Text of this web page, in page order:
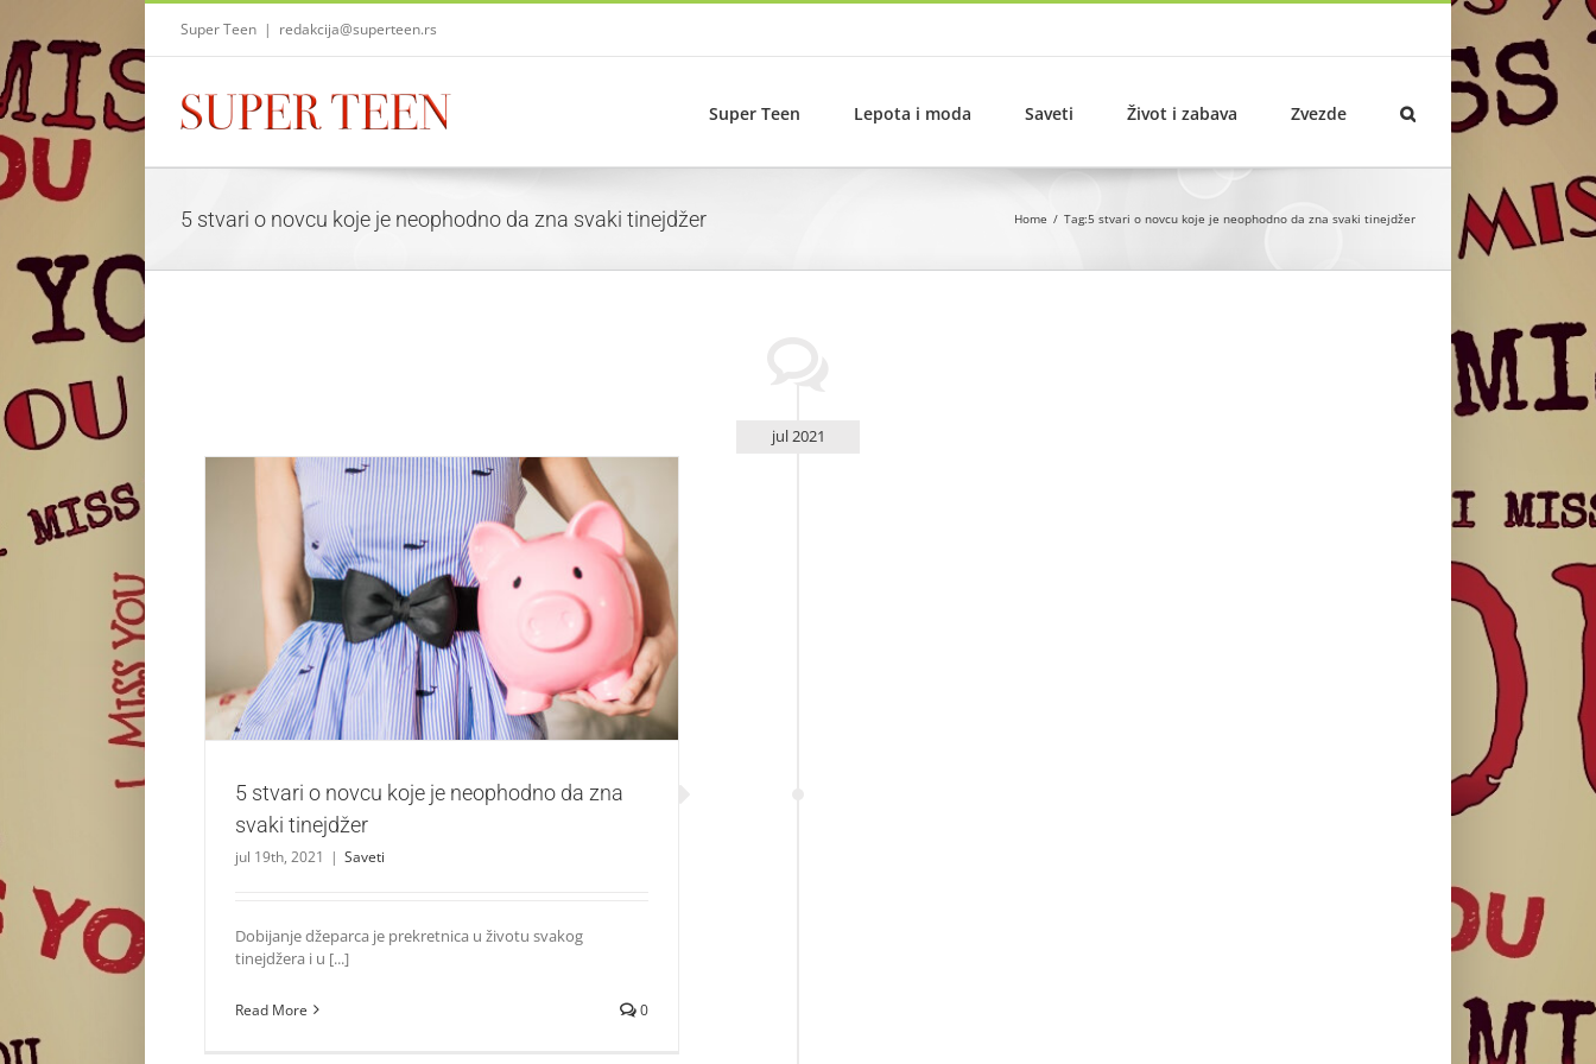
content
Super Teen | redakcija@superteen.rs
Super Teen Lepota i moda Saveti Život i zabava Zvezde
5 stvari o novcu koje je neophodno da zna svaki tinejdžer Home Tag:5 stvari o novcu koje je neophodno da zna svaki tinejdžer
jul 2021
5 stvari o novcu koje je neophodno da zna svaki tinejdžer
Saveti
5 stvari o novcu koje je neophodno da zna
svaki tinejdžer
jul 19th, 2021 | Saveti
Dobijanje džeparca je prekretnica u životu svakog
tinejdžera i u [...]
Read More 0